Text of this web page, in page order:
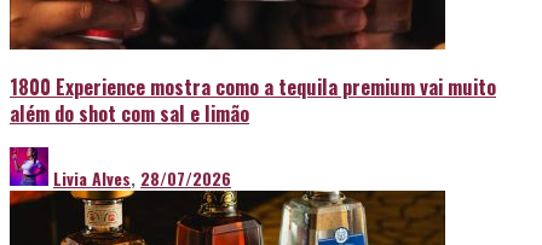
1800 Experience mostra como a tequila premium vai muito
além do shot com sal e limão
Livia Alves, 28/07/2026